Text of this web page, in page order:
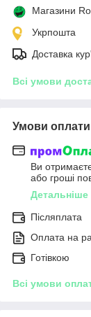
Магазини
Укрпошта
Доставка
Всі умови
Умови оплати
Ви
або гроші
Детальніше
Післяплата
Оплата на
Готівкою
Всі умови